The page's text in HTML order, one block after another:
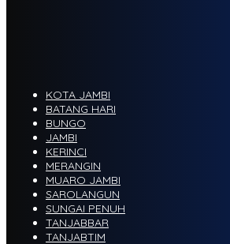
KOTA JAMBI
BATANG HARI
BUNGO
JAMBI
KERINCI
MERANGIN
MUARO JAMBI
SAROLANGUN
SUNGAI PENUH
TANJABBAR
TANJABTIM